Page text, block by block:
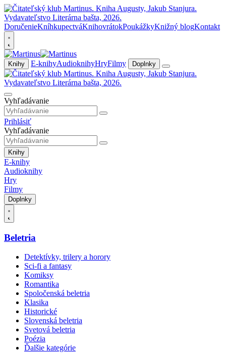
DoručenieKníhkupectváKnihovrátokPoukážkyKnižný blogKontakt
Knihy E-knihyAudioknihyHryFilmy Doplnky
Vyhľadávanie
Prihlásiť
Vyhľadávanie
Knihy
E-knihy
Audioknihy
Hry
Filmy
Doplnky
Beletria
Detektívky, trilery a horory
Sci-fi a fantasy
Komiksy
Romantika
Spoločenská beletria
Klasika
Historické
Slovenská beletria
Svetová beletria
Poézia
Ďalšie kategórie